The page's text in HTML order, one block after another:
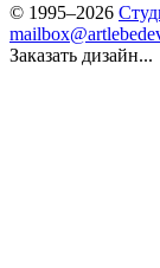
© 1995–2026
Заказать дизайн...